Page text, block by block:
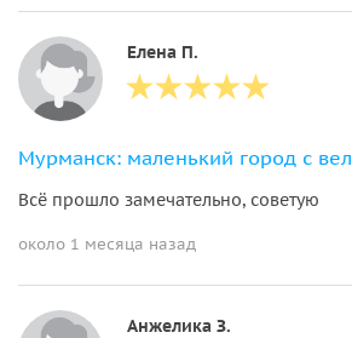
Елена П.
Мурманск: маленький город с
Всё прошло замечательно, советую
около 1 месяца назад
Анжелика З.